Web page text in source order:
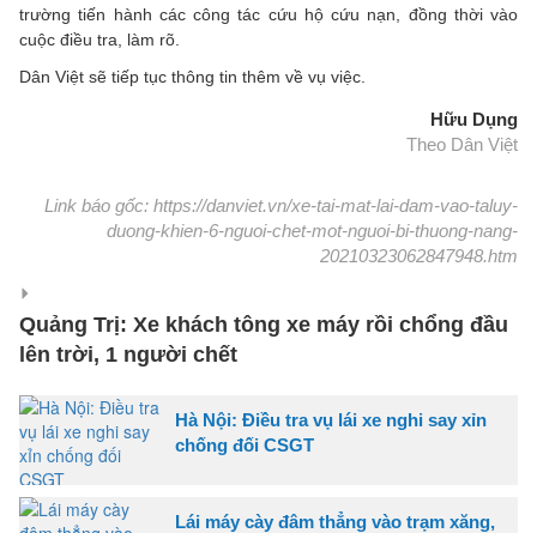
trường tiến hành các công tác cứu hộ cứu nạn, đồng thời vào
cuộc điều tra, làm rõ.
Dân Việt sẽ tiếp tục thông tin thêm về vụ việc.
Hữu Dụng
Theo Dân Việt
Link báo gốc: https://danviet.vn/xe-tai-mat-lai-dam-vao-taluy-
duong-khien-6-nguoi-chet-mot-nguoi-bi-thuong-nang-
20210323062847948.htm
Quảng Trị: Xe khách tông xe máy rồi chổng đầu
lên trời, 1 người chết
Hà Nội: Điều tra vụ lái xe nghi say xỉn
chống đối CSGT
Lái máy cày đâm thẳng vào trạm xăng,